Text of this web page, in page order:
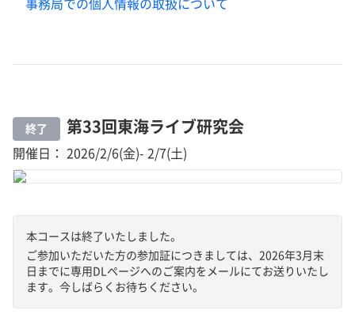
事務局での個人情報の取扱について
終了 第33回東海ライブ研究会
開催日： 2026/2/6(金)- 2/7(土)
本コースは終了いたしました。
ご参加いただいた方の参加証につきましては、2026年3月末
日までに専用DLページへのご案内をメールにてお送りいたし
ます。今しばらくお待ちください。